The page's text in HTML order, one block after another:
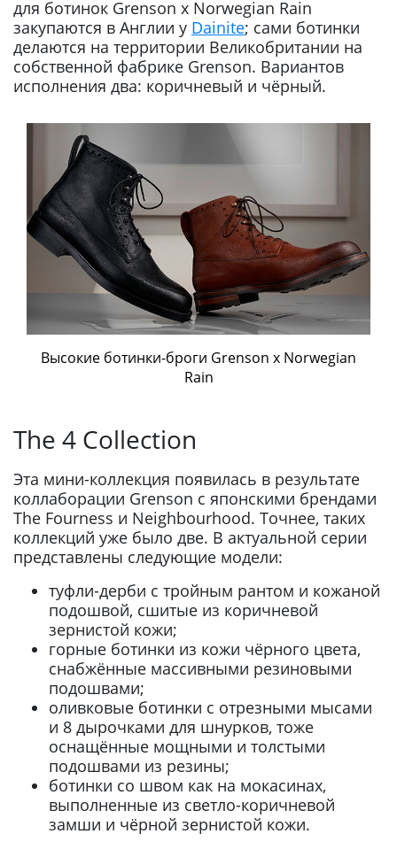
для ботинок Grenson x Norwegian Rain
закупаются в Англии у Dainite; сами ботинки
делаются на территории Великобритании на
собственной фабрике Grenson. Вариантов
исполнения два: коричневый и чёрный.
Высокие ботинки-броги Grenson х Norwegian
Rain
The 4 Collection
Эта мини-коллекция появилась в результате
коллаборации Grenson с японскими брендами
The Fourness и Neighbourhood. Точнее, таких
коллекций уже было две. В актуальной серии
представлены следующие модели:
туфли-дерби с тройным рантом и кожаной
подошвой, сшитые из коричневой
зернистой кожи;
горные ботинки из кожи чёрного цвета,
снабжённые массивными резиновыми
подошвами;
оливковые ботинки с отрезными мысами
и 8 дырочками для шнурков, тоже
оснащённые мощными и толстыми
подошвами из резины;
ботинки со швом как на мокасинах,
выполненные из светло-коричневой
замши и чёрной зернистой кожи.